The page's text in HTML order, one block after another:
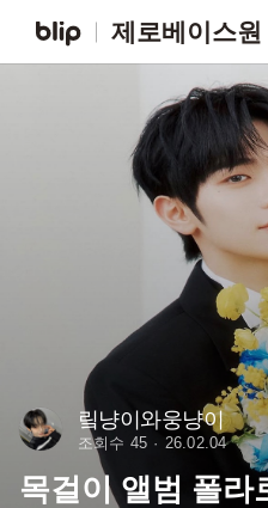
제로베이스원
맄냥이와웅냥이
조회수 45 26.02.04
목걸이 앨범 폴라